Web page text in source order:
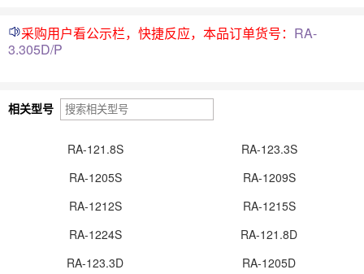
采购用户看公示栏，快捷反应，本品订单货号： RA-
3.305D/P
相关型号
RA-121.8S
RA-123.3S
RA-1205S
RA-1209S
RA-1212S
RA-1215S
RA-1224S
RA-121.8D
RA-123.3D
RA-1205D